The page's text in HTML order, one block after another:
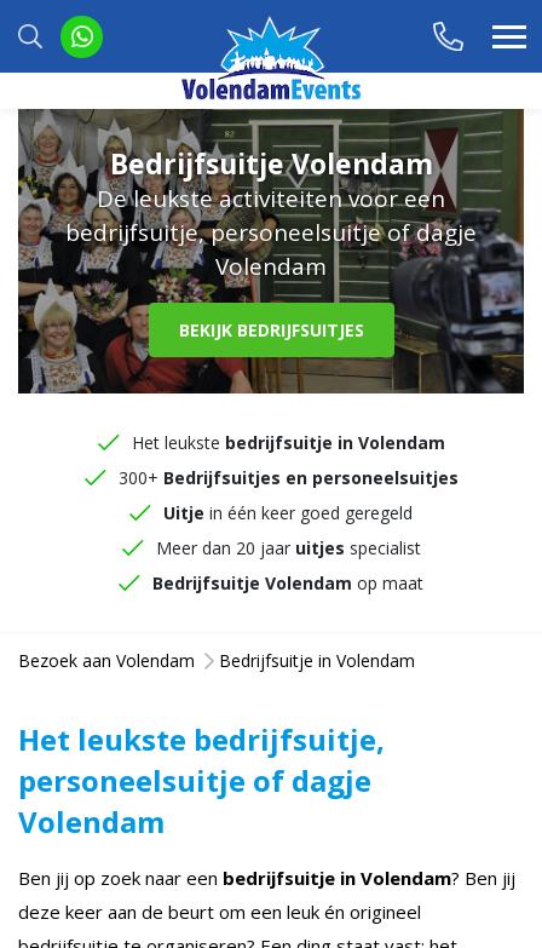
Bedrijfsuitje Volendam
De leukste activiteiten voor een
bedrijfsuitje, personeelsuitje of dagje
Volendam
BEKIJK BEDRIJFSUITJES
Het leukste bedrijfsuitje in Volendam
300+ Bedrijfsuitjes en personeelsuitjes
Uitje in één keer goed geregeld
Meer dan 20 jaar uitjes specialist
Bedrijfsuitje Volendam op maat
Bezoek aan Volendam Bedrijfsuitje in Volendam
Het leukste bedrijfsuitje,
personeelsuitje of dagje
Volendam
Ben jij op zoek naar een bedrijfsuitje in Volendam? Ben jij
deze keer aan de beurt om een leuk én origineel